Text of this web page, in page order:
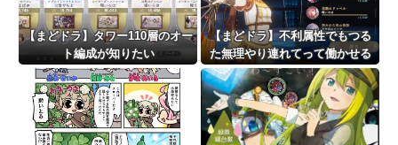
【まどドラ】タワー110層のオー
ト編成が知りたい
【まどドラ】不利属性でもつる
た無理やり連れてって働かせる
戦法は有効【タワー110階】